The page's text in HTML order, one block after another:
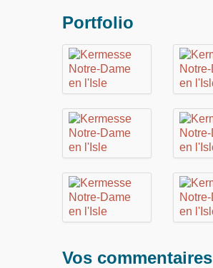
Portfolio
Vos commentaires